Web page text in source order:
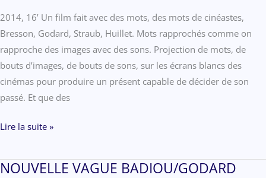
2014, 16’ Un film fait avec des mots, des mots de cinéastes,
Bresson, Godard, Straub, Huillet. Mots rapprochés comme on
rapproche des images avec des sons. Projection de mots, de
bouts d’images, de bouts de sons, sur les écrans blancs des
cinémas pour produire un présent capable de décider de son
passé. Et que des
ANNONCER
CINÉMATOGRAPHE
Lire la suite »
NOUVELLE VAGUE BADIOU/GODARD